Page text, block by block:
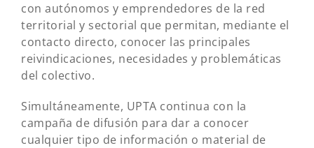
con autónomos y emprendedores de la red
territorial y sectorial que permitan, mediante el
contacto directo, conocer las principales
reivindicaciones, necesidades y problemáticas
del colectivo.
Simultáneamente, UPTA continua con la
campaña de difusión para dar a conocer
cualquier tipo de información o material de